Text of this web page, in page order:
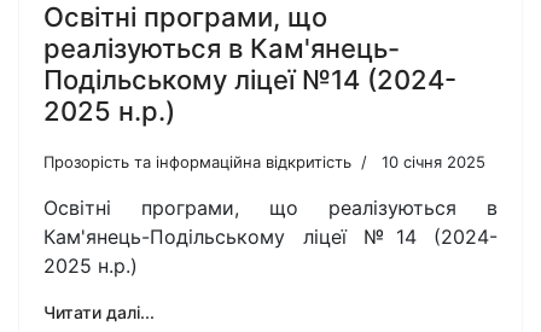
Освітні програми, що
реалізуються в Кам'янець-
Подільському ліцеї №14 (2024-
2025 н.р.)
Прозорість та інформаційна відкритість 10 січня 2025
Освітні програми, що реалізуються в
Кам'янець-Подільському ліцеї №14 (2024-
2025 н.р.)
Читати далі...